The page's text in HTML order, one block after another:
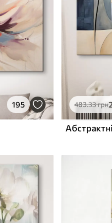
195 483.33грн